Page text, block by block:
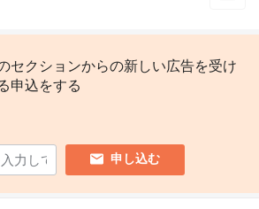
セクションからの新しい広告を受け
申込をする
申し込む